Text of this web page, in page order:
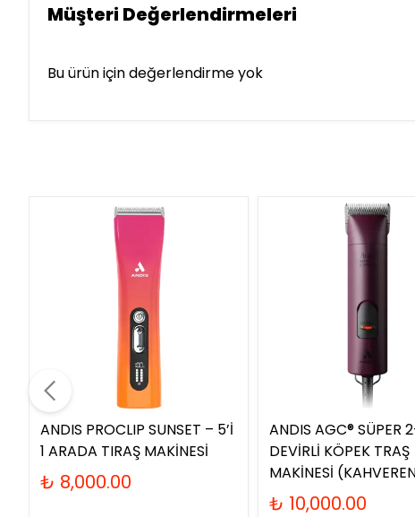
Müşteri Değerlendirmeleri
Bu ürün için değerlendirme yok
ANDIS PROCLIP SUNSET – 5’İ
1 ARADA TIRAŞ MAKİNESİ
₺ 8,000.00
ANDIS AGC® SÜPER
DEVİRLİ KÖPEK TRAŞ
MAKİNESİ
₺ 10,000.00